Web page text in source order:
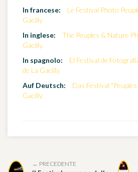
In francese:
Le Festival Photo
Gacilly
In inglese:
The Peuples & Nature
Gacilly.
In spagnolo:
El Festival de
de La Gacilly.
Auf Deutsch:
Das Festival
Gacilly.
← PRECEDENTE